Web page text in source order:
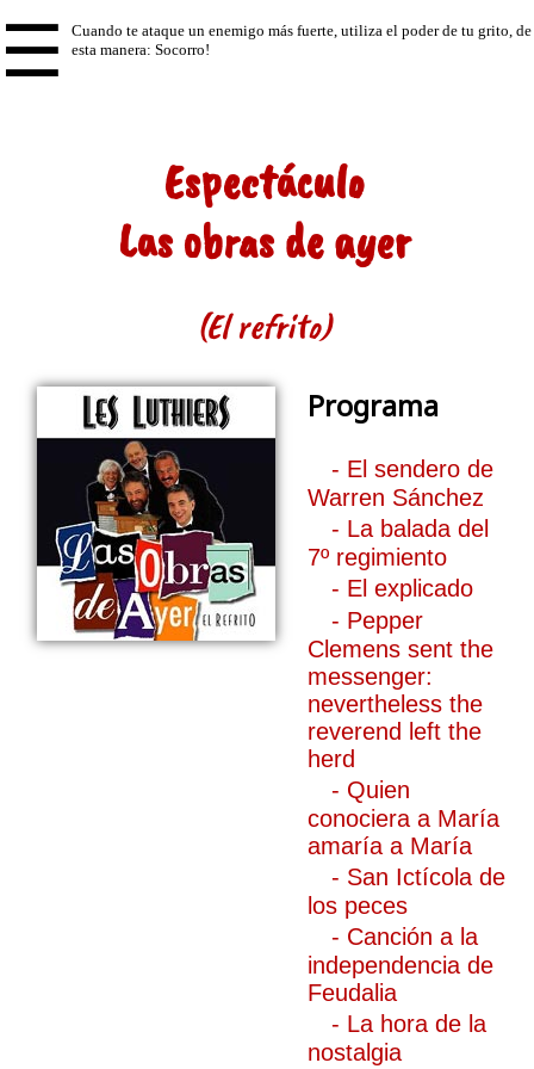
☰
Espectáculo
Las obras de ayer
(El refrito)
Programa
- El sendero de
Warren Sánchez
- La balada del
7º regimiento
- El explicado
- Pepper
Clemens sent the
messenger:
nevertheless the
reverend left the
herd
- Quien
conociera a María
amaría a María
- San Ictícola de
los peces
- Canción a la
independencia de
Feudalia
- La hora de la
nostalgia